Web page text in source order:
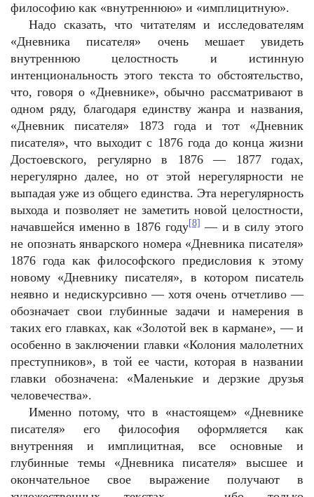
философию как «внутреннюю» и «имплицитную».
Надо сказать, что читателям и исследователям
«Дневника писателя» очень мешает увидеть
внутреннюю целостность и истинную
интенциональность этого текста то обстоятельство,
что, говоря о «Дневнике», обычно рассматривают в
одном ряду, благодаря единству жанра и названия,
«Дневник писателя» 1873 года и тот «Дневник
писателя», что выходит с 1876 года до конца жизни
Достоевского, регулярно в 1876 — 1877 годах,
нерегулярно далее, но от этой нерегулярности не
выпадая уже из общего единства. Эта нерегулярность
выхода и позволяет не заметить новой целостности,
начавшейся именно в 1876 году[8] — и в силу этого
не опознать январского номера «Дневника писателя»
1876 года как философского предисловия к этому
новому «Дневнику писателя», в котором писатель
неявно и недискурсивно — хотя очень отчетливо —
обозначает свои глубинные задачи и намерения в
таких его главках, как «Золотой век в кармане», — и
особенно в заключении главки «Колония малолетних
преступников», в той ее части, которая в названии
главки обозначена: «Маленькие и дерзкие друзья
человечества».
Именно потому, что в «настоящем» «Дневнике
писателя» его философия оформляется как
внутренняя и имплицитная, все основные и
глубинные темы «Дневника писателя» высшее и
окончательное свое выражение получают в